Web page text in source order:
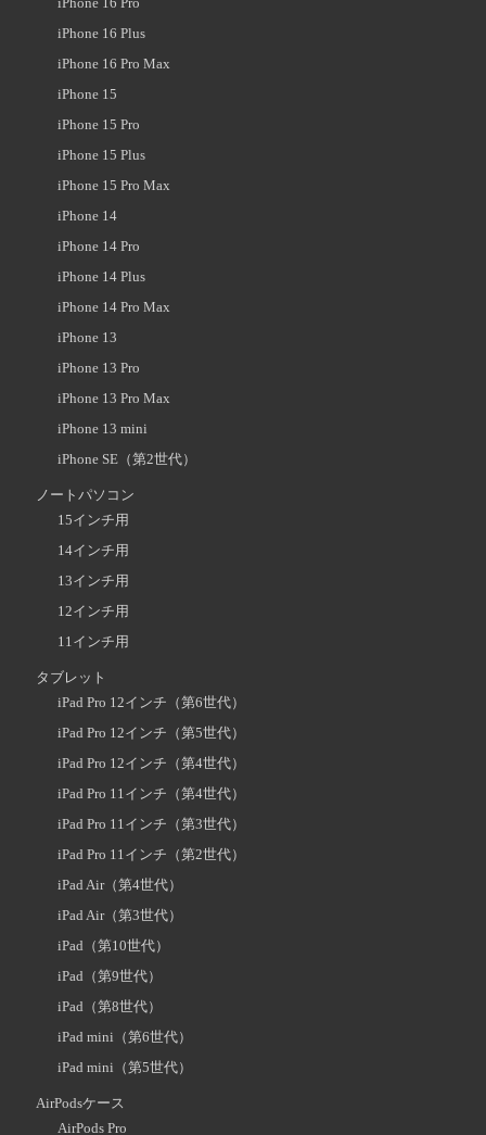
iPhone 16 Pro
iPhone 16 Plus
iPhone 16 Pro Max
iPhone 15
iPhone 15 Pro
iPhone 15 Plus
iPhone 15 Pro Max
iPhone 14
iPhone 14 Pro
iPhone 14 Plus
iPhone 14 Pro Max
iPhone 13
iPhone 13 Pro
iPhone 13 Pro Max
iPhone 13 mini
iPhone SE（第2世代）
ノートパソコン
15インチ用
14インチ用
13インチ用
12インチ用
11インチ用
タブレット
iPad Pro 12インチ（第6世代）
iPad Pro 12インチ（第5世代）
iPad Pro 12インチ（第4世代）
iPad Pro 11インチ（第4世代）
iPad Pro 11インチ（第3世代）
iPad Pro 11インチ（第2世代）
iPad Air（第4世代）
iPad Air（第3世代）
iPad（第10世代）
iPad（第9世代）
iPad（第8世代）
iPad mini（第6世代）
iPad mini（第5世代）
AirPodsケース
AirPods Pro